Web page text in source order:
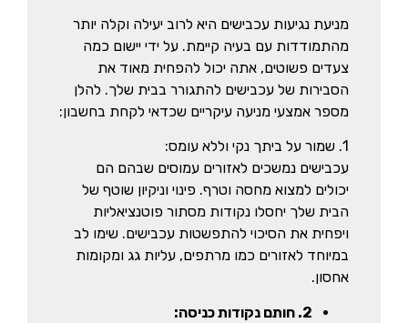
מניעת נגיעות עכבישים היא לרוב יעילה וקלה יותר
מהתמודדות עם בעיה קיימת. על ידי יישום כמה
צעדים פשוטים, אתה יכול להפחית מאוד את
הסבירות של עכבישים להתגורר בבית שלך. להלן
מספר אמצעי מניעה עיקריים שכדאי לקחת בחשבון:
1. שמור על ביתך נקי וללא עומס:
עכבישים נמשכים לאזורים עמוסים שבהם הם
יכולים למצוא מחסה וטרף. פינוי וניקיון שוטף של
הבית שלך יחסלו נקודות מסתור פוטנציאליות
ויפחית את הסיכוי להתפשטות עכבישים. שימו לב
במיוחד לאזורים כמו מרתפים, עליות גג ומקומות
אחסון.
2. חותם נקודות כניסה: